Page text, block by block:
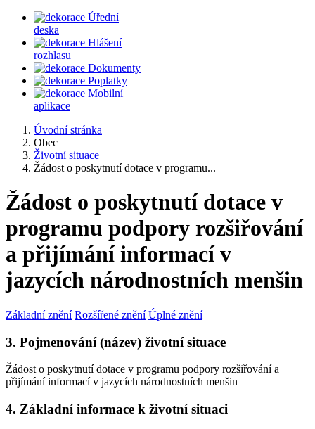
Úřední
deska
Hlášení
rozhlasu
Dokumenty
Poplatky
Mobilní
aplikace
Úvodní stránka
Obec
Životní situace
Žádost o poskytnutí dotace v programu...
Žádost o poskytnutí dotace v
programu podpory rozšiřování
a přijímání informací v
jazycích národnostních menšin
Základní znění Rozšířené znění Úplné znění
3. Pojmenování (název) životní situace
Žádost o poskytnutí dotace v programu podpory rozšiřování a
přijímání informací v jazycích národnostních menšin
4. Základní informace k životní situaci